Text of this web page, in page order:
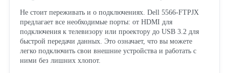
Не стоит переживать и о подключениях. Dell 5566-FTPJX
предлагает все необходимые порты: от HDMI для
подключения к телевизору или проектору до USB 3.2 для
быстрой передачи данных. Это означает, что вы можете
легко подключить свои внешние устройства и работать с
ними без лишних хлопот.